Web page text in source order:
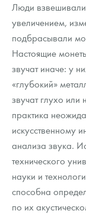
Флот: ледоколы и
Жетоны
Русская нумизматика
Золотая карманная
Наборы подарочных
Монеты и жетоны из
Книги по
Политика
Политика
Положение по
Люди
увеличением,
подбрасывали
Настоящие
звучат иначе: у
«глубокий»
звучат глухо или
практика
искусственному
анализа звука.
технического
науки и
способна
по их